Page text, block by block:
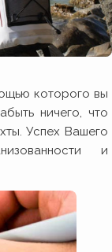
которого вы
ничего, что
Успех Вашего
и